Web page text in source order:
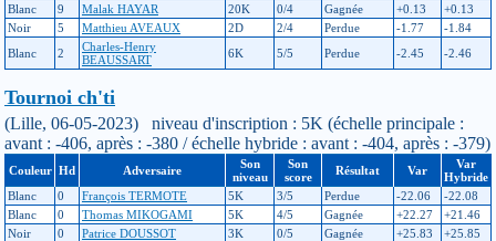
Blanc
9 Malak HAYAR 20K 0/4 Gagnée +0.13
+0.13
Noir
5 Matthieu AVEAUX 2D 2/4 Perdue -1.77
-1.84
Blanc
2
Charles-Henry
BEAUSSART
6K 5/5 Perdue -2.45 -2.46
Tournoi ch'ti
(Lille, 06-05-2023) niveau d'inscription : 5K (échelle principale :
avant : -406, après : -380 / échelle hybride : avant : -404, après : -379)
Couleur Hd Adversaire
Son
niveau
Son
score
Résultat Var
Var
Hybride
Blanc
0 François TERMOTE 5K 3/5 Perdue -22.06
-22.08
Blanc
0 Thomas MIKOGAMI 5K 4/5 Gagnée +22.27
+21.46
Noir
0 Patrice DOUSSOT 3K 0/5 Gagnée +25.83
+25.85